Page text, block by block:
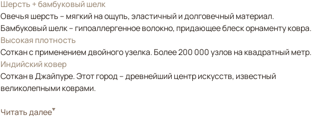
Шерсть + бамбуковый шелк
Овечья шерсть – мягкий на ощупь, эластичный и долговечный материал.
Бамбуковый шелк – гипоаллергенное волокно, придающее блеск орнаменту ковра.
Высокая плотность
Соткан с применением двойного узелка. Более 200 000 узлов на квадратный метр.
Индийский ковер
Соткан в Джайпуре. Этот город – древнейший центр искусств, известный
великолепными коврами.
СтильСовременные
Читать далее